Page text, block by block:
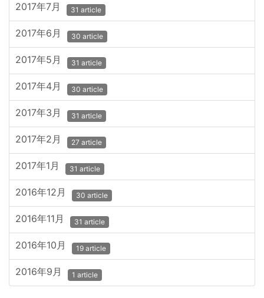
2017年7月 31 article
2017年6月 30 article
2017年5月 31 article
2017年4月 30 article
2017年3月 31 article
2017年2月 27 article
2017年1月 31 article
2016年12月 30 article
2016年11月 31 article
2016年10月 19 article
2016年9月 1 article